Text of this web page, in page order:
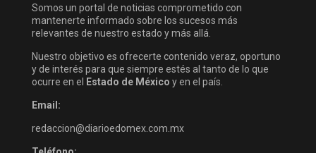
Somos un portal de noticias comprometido con
mantenerte informado sobre los sucesos más
relevantes de nuestro estado y más allá.
Nuestro objetivo es ofrecerte contenido veraz, oportuno
y de interés para que siempre estés al tanto de lo que
ocurre en el
Estado de México y en el país.
Email:
redaccion@diarioedomex.com.mx